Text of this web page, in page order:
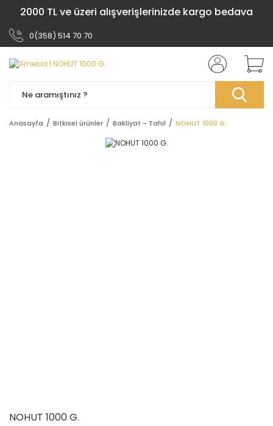
2000 TL ve üzeri alışverişlerinizde kargo bedava
0(358) 514 70 70
Anasayfa Bitkisel ürünler Bakliyat - Tahıl NOHUT 1000 G.
NOHUT 1000 G.